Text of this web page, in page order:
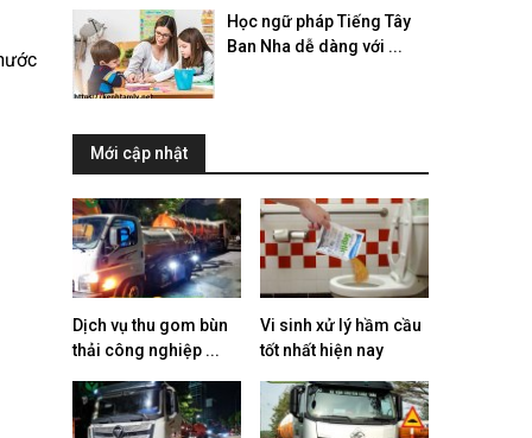
Học ngữ pháp Tiếng Tây
Ban Nha dễ dàng với ...
Mới cập nhật
Dịch vụ thu gom bùn
thải công nghiệp ...
Vi sinh xử lý hầm cầu
tốt nhất hiện nay